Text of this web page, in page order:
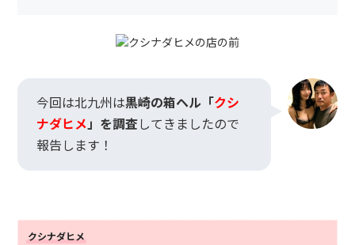
今回は北九州は黒崎の箱ヘル「クシ
ナダヒメ」を調査してきましたので
報告します！
クシナダヒメ